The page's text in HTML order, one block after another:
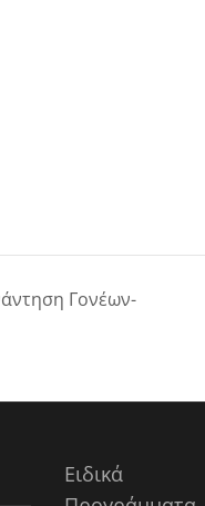
Γονέων-
Ειδικά